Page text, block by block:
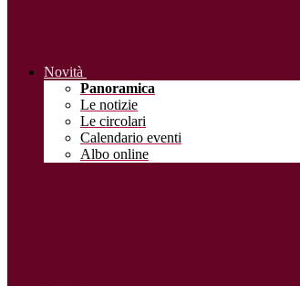
Novità
Panoramica
Le notizie
Le circolari
Calendario eventi
Albo online